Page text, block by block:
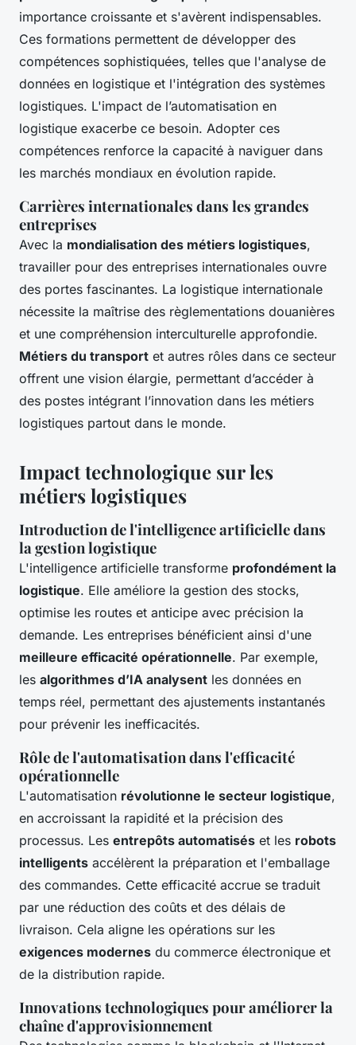
importance croissante et s'avèrent indispensables.
Ces formations permettent de développer des
compétences sophistiquées, telles que l'analyse de
données en logistique et l'intégration des systèmes
logistiques. L'impact de l’automatisation en
logistique exacerbe ce besoin. Adopter ces
compétences renforce la capacité à naviguer dans
les marchés mondiaux en évolution rapide.
Carrières internationales dans les grandes
entreprises
Avec la mondialisation des métiers logistiques,
travailler pour des entreprises internationales ouvre
des portes fascinantes. La logistique internationale
nécessite la maîtrise des règlementations douanières
et une compréhension interculturelle approfondie.
Métiers du transport et autres rôles dans ce secteur
offrent une vision élargie, permettant d’accéder à
des postes intégrant l’innovation dans les métiers
logistiques partout dans le monde.
Impact technologique sur les
métiers logistiques
Introduction de l'intelligence artificielle dans
la gestion logistique
L'intelligence artificielle transforme profondément la
logistique. Elle améliore la gestion des stocks,
optimise les routes et anticipe avec précision la
demande. Les entreprises bénéficient ainsi d'une
meilleure efficacité opérationnelle. Par exemple,
les algorithmes d’IA analysent les données en
temps réel, permettant des ajustements instantanés
pour prévenir les inefficacités.
Rôle de l'automatisation dans l'efficacité
opérationnelle
L'automatisation révolutionne le secteur logistique,
en accroissant la rapidité et la précision des
processus. Les entrepôts automatisés et les robots
intelligents accélèrent la préparation et l'emballage
des commandes. Cette efficacité accrue se traduit
par une réduction des coûts et des délais de
livraison. Cela aligne les opérations sur les
exigences modernes du commerce électronique et
de la distribution rapide.
Innovations technologiques pour améliorer la
chaîne d'approvisionnement